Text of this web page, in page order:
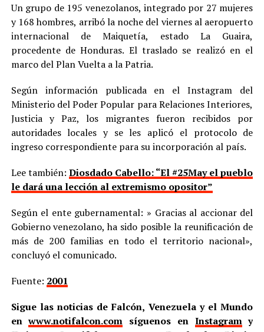
Un grupo de 195 venezolanos, integrado por 27 mujeres
y 168 hombres, arribó la noche del viernes al aeropuerto
internacional de Maiquetía, estado La Guaira,
procedente de Honduras. El traslado se realizó en el
marco del Plan Vuelta a la Patria.
Según información publicada en el Instagram del
Ministerio del Poder Popular para Relaciones Interiores,
Justicia y Paz, los migrantes fueron recibidos por
autoridades locales y se les aplicó el protocolo de
ingreso correspondiente para su incorporación al país.
Lee también: Diosdado Cabello: “El #25May el pueblo
le dará una lección al extremismo opositor”
Según el ente gubernamental: » Gracias al accionar del
Gobierno venezolano, ha sido posible la reunificación de
más de 200 familias en todo el territorio nacional»,
concluyó el comunicado.
Fuente: 2001
Sigue las noticias de Falcón, Venezuela y el Mundo
enwww.notifalcon.com síguenos en Instagramy